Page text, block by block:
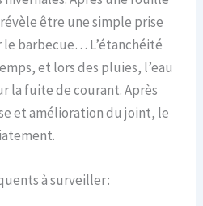
être une simple prise
barbecue… L’étanchéité
et lors des pluies, l’eau
la fuite de courant. Après
et amélioration du joint, le
à surveiller :